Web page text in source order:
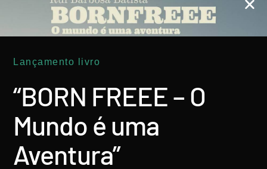
Ilhas Do Mar Vermelho
Rui Batista
Lançamento livro
“BORN FREEE – O
Mundo é uma
Aventura”